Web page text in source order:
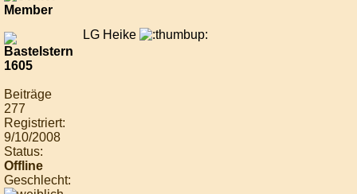
Beiträge
277
Registriert:
9/10/2008
Status:
Offline
Geschlecht:
LG Heike